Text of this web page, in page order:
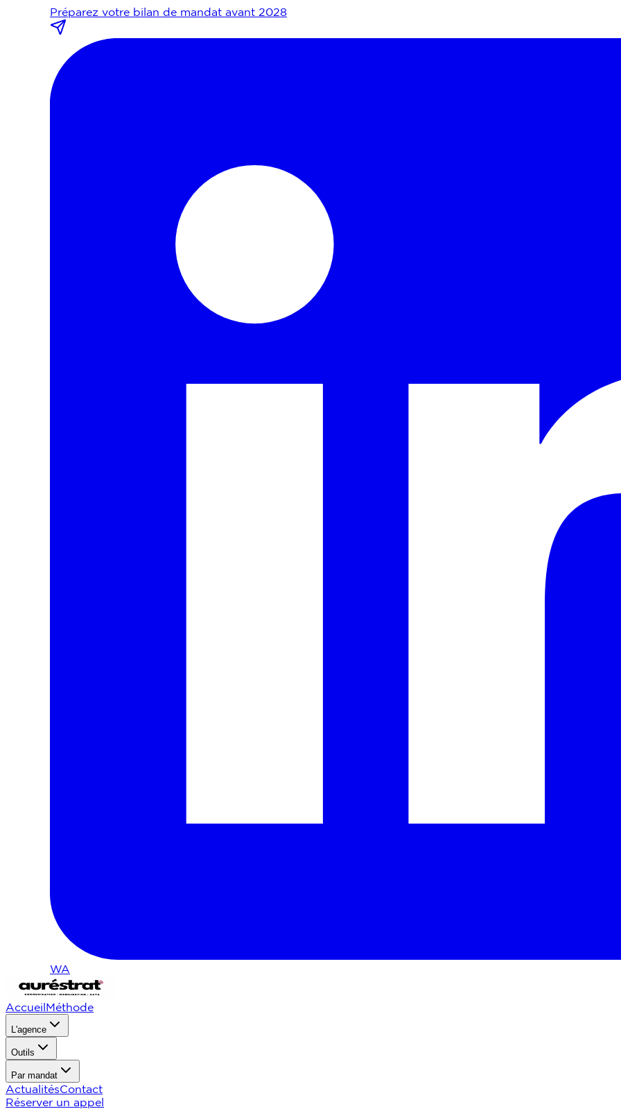
Préparez votre bilan de mandat avant 2028
WA
AccueilMéthode
L'agence
Outils
Par mandat
ActualitésContact
Réserver un appel